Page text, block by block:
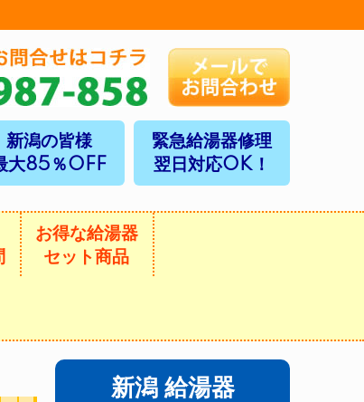
緊急給湯器修理
翌日対応OK！
新潟の皆様
大85％OFF
お得な給湯器
セット商品
新潟 給湯器